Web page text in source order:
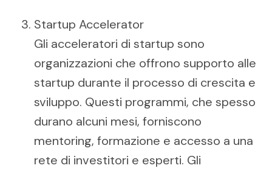
Startup Accelerator
Gli acceleratori di startup sono
organizzazioni che offrono supporto alle
startup durante il processo di crescita e
sviluppo. Questi programmi, che spesso
durano alcuni mesi, forniscono
mentoring, formazione e accesso a una
rete di investitori e esperti. Gli